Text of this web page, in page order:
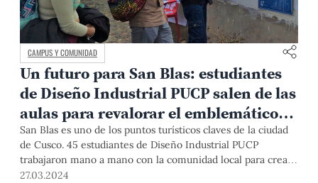
CAMPUS Y COMUNIDAD
Un futuro para San Blas: estudiantes
de Diseño Industrial PUCP salen de las
aulas para revalorar el emblemático
barrio cusqueño
San Blas es uno de los puntos turísticos claves de la ciudad
de Cusco. 45 estudiantes de Diseño Industrial PUCP
trabajaron mano a mano con la comunidad local para crear
iniciativas que revaloricen este tradicional barrio cusqueño.
27.03.2024